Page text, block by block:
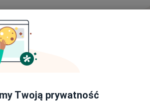
Medycznego w Łodzi.
stomatologicznej, co
Twoją prywatność